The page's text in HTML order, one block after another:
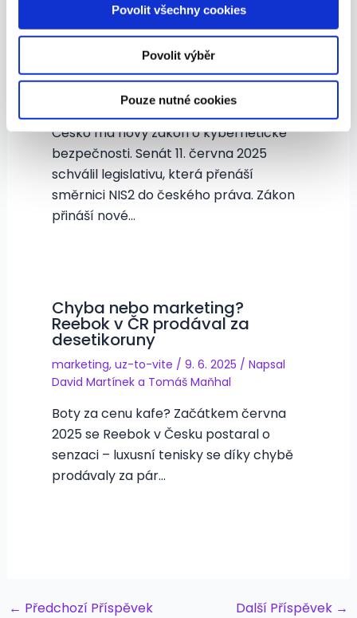
získali v důsledku toho, že používáte jejich služby.
Povolit všechny cookies
Povolit výběr
Pouze nutné cookies
Senát schválil český zákon o
kybernetické bezpečnosti podle
uz-to-vite/16. 6. 2025/ NapsalDavid
Česko má nový zákon o kybernetické
bezpečnosti. Senát 11. června 2025
schválil legislativu, která přenáší
směrnici NIS2 do českého práva. Zákon
přináší nové…
Chyba nebo marketing?
Reebok v ČR prodával za
desetikoruny
marketing, uz-to-vite / 9. 6. 2025 / Napsal
David Martíneka Tomáš Maňhal
Boty za cenu kafe? Začátkem června
2025 se Reebok v Česku postaral o
senzaci – luxusní tenisky se díky chybě
prodávaly za pár…
Post
← Předchozí Příspěvek Další Příspěvek →